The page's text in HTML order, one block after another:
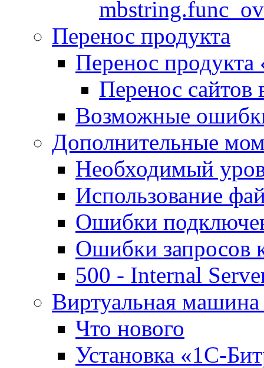
Перенос продукта
Перенос продукта
Перенос сайтов
Возможные
Дополнительные
Необходимый
Использование
Ошибки
Ошибки запросов
500 - Internal
Виртуальная
Что нового
Установка «1С-